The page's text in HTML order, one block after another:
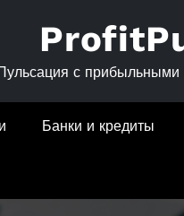
с прибыльными
Банки и кредиты